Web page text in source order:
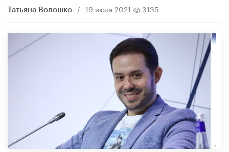
Татьяна Волошко / 19 июля 2021 3135